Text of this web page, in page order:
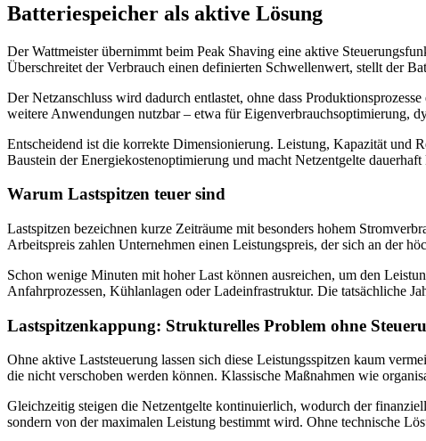
Batteriespeicher als aktive Lösung
Der Wattmeister übernimmt beim Peak Shaving eine aktive
Überschreitet der Verbrauch einen definierten Schwellenwert, stellt der
Der Netzanschluss wird dadurch entlastet, ohne dass
weitere Anwendungen nutzbar – etwa für Eigenverbrauchsoptimierung,
Entscheidend ist die korrekte Dimensionierung. Leistung, Kapazität und
Baustein der Energiekostenoptimierung und macht Netzentgelte dauerhaft
Warum Lastspitzen teuer sind
Lastspitzen bezeichnen kurze Zeiträume mit besonders hohem
Arbeitspreis zahlen Unternehmen einen Leistungspreis, der sich an der
Schon wenige Minuten mit hoher Last können ausreichen, um den
Anfahrprozessen, Kühlanlagen oder Ladeinfrastruktur. Die tatsächliche
Lastspitzenkappung: Strukturelles Problem ohne
Ohne aktive Laststeuerung lassen sich diese Leistungsspitzen kaum
die nicht verschoben werden können. Klassische Maßnahmen wie
Gleichzeitig steigen die Netzentgelte kontinuierlich, wodurch der
sondern von der maximalen Leistung bestimmt wird. Ohne technische